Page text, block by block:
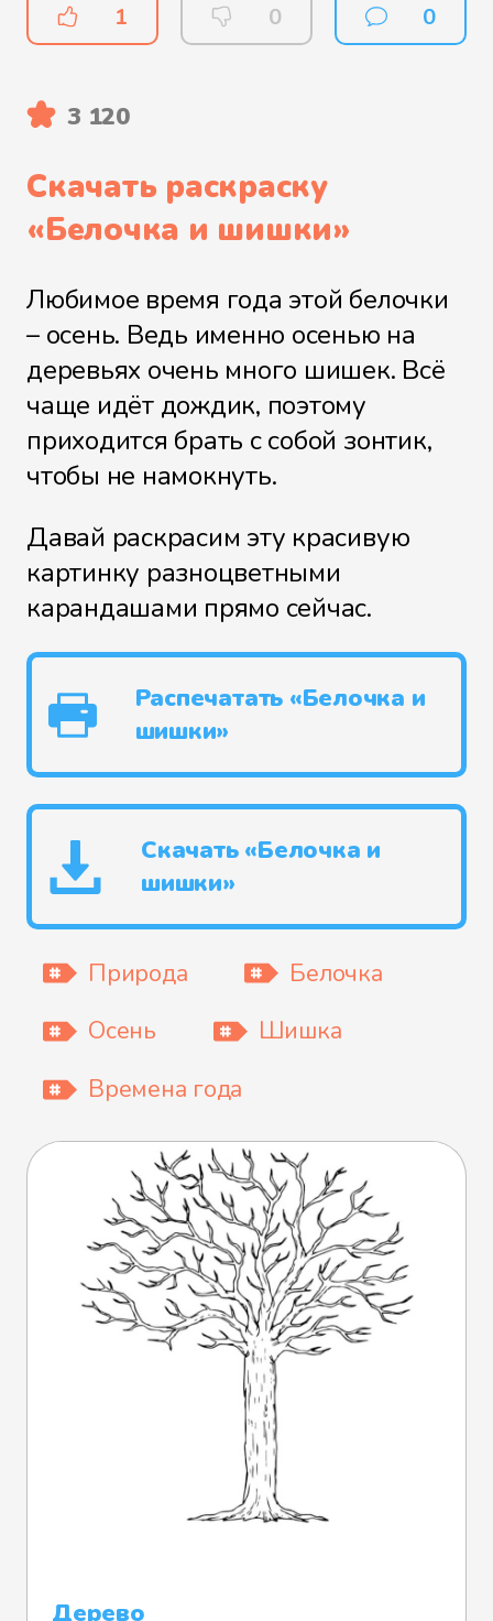
1 0 0
3 120
Скачать раскраску
«Белочка и шишки»
Любимое время года этой белочки
– осень. Ведь именно осенью на
деревьях очень много шишек. Всё
чаще идёт дождик, поэтому
приходится брать с собой зонтик,
чтобы не намокнуть.
Давай раскрасим эту красивую
картинку разноцветными
карандашами прямо сейчас.
Распечатать «Белочка и
шишки»
Скачать «Белочка и
шишки»
Природа
Белочка
Осень
Шишка
Времена года
Дерево